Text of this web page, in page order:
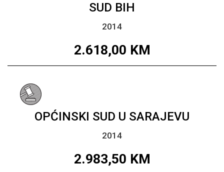
SUD BIH
2014
2.618,00 KM
OPĆINSKI SUD U SARAJEVU
2014
2.983,50 KM